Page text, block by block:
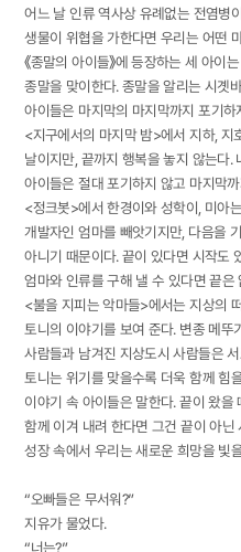
어느 날 인류 역사상 유례없는 전염병
생물이 위협을 가한다면 우리는 어떤
《종말의 아이들》에 등장하는 세 아이
종말을 맞이한다. 종말을 알리는 시곗
아이들은 마지막의 마지막까지 포기하
<지구에서의 마지막 밤>에서 지하, 지
날이지만, 끝까지 행복을 놓지 않는다
아이들은 절대 포기하지 않고 마지막
<정크봇>에서 한경이와 성학이, 미아
개발자인 엄마를 빼앗기지만, 다음을
아니기 때문이다. 끝이 있다면 시작도
엄마와 인류를 구해 낼 수 있다면 끝은
<불을 지피는 악마들>에서는 지상의
토니의 이야기를 보여 준다. 변종 메
사람들과 남겨진 지상도시 사람들은
토니는 위기를 맞을수록 더욱 함께 힘
이야기 속 아이들은 말한다. 끝이 왔
함께 이겨 내려 한다면 그건 끝이 아
성장 속에서 우리는 새로운 희망을 빛
“오빠들은 무서워?”
지유가 물었다.
“너는?”